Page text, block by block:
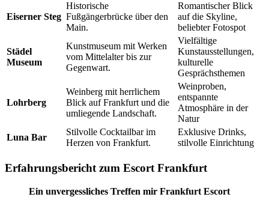
Eiserner Steg
Historische
Fußgängerbrücke über den
Main.
Romantischer Blick
auf die Skyline,
beliebter Fotospot
Städel
Museum
Kunstmuseum mit Werken
vom Mittelalter bis zur
Gegenwart.
Vielfältige
Kunstausstellungen,
kulturelle
Gesprächsthemen
Lohrberg
Weinberg mit herrlichem
Blick auf Frankfurt und die
umliegende Landschaft.
Weinproben,
entspannte
Atmosphäre in der
Natur
Luna Bar
Stilvolle Cocktailbar im
Herzen von Frankfurt.
Exklusive Drinks,
stilvolle Einrichtung
Erfahrungsbericht zum Escort Frankfurt
Ein unvergessliches Treffen mir Frankfurt Escort